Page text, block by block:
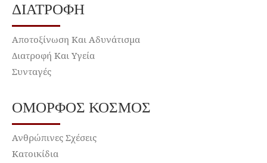
ΔΙΑΤΡΟΦΉ
Αποτοξίνωση Και Αδυνάτισμα
Διατροφή Και Υγεία
Συνταγές
ΌΜΟΡΦΟΣ ΚΌΣΜΟΣ
Ανθρώπινες Σχέσεις
Κατοικίδια